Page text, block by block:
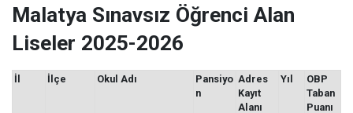
Malatya Sınavsız Öğrenci Alan
Liseler 2025-2026
İl İlçe Okul Adı
Pansiyo
n
Adres
Kayıt
Alanı
Yıl
OBP
Taban
Puanı